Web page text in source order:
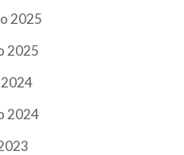
2025
2025
2024